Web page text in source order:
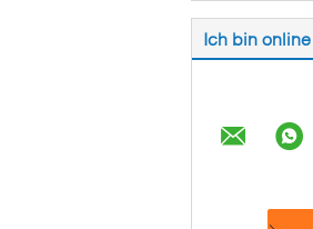
Ich bin